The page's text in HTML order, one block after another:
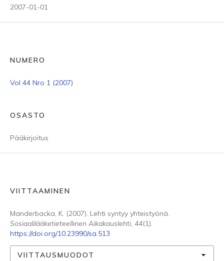
2007-01-01
NUMERO
Vol 44 Nro 1 (2007)
OSASTO
Pääkirjoitus
VIITTAAMINEN
Manderbacka, K. (2007). Lehti syntyy yhteistyönä.
Sosiaalilääketieteellinen Aikakauslehti, 44(1).
https://doi.org/10.23990/sa.513
VIITTAUSMUODOT